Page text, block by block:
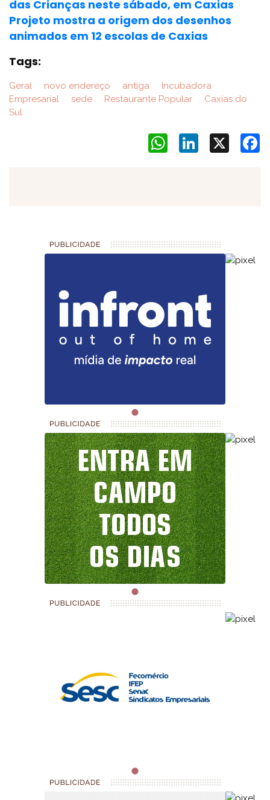
das Crianças neste sábado, em Caxias
Projeto mostra a origem dos desenhos
animados em 12 escolas de Caxias
Tags:
Geral novo endereço antiga
Incubadora
Empresarial
sede Restaurante Popular
Caxias do
Sul
LinkedIn
WhatsApp